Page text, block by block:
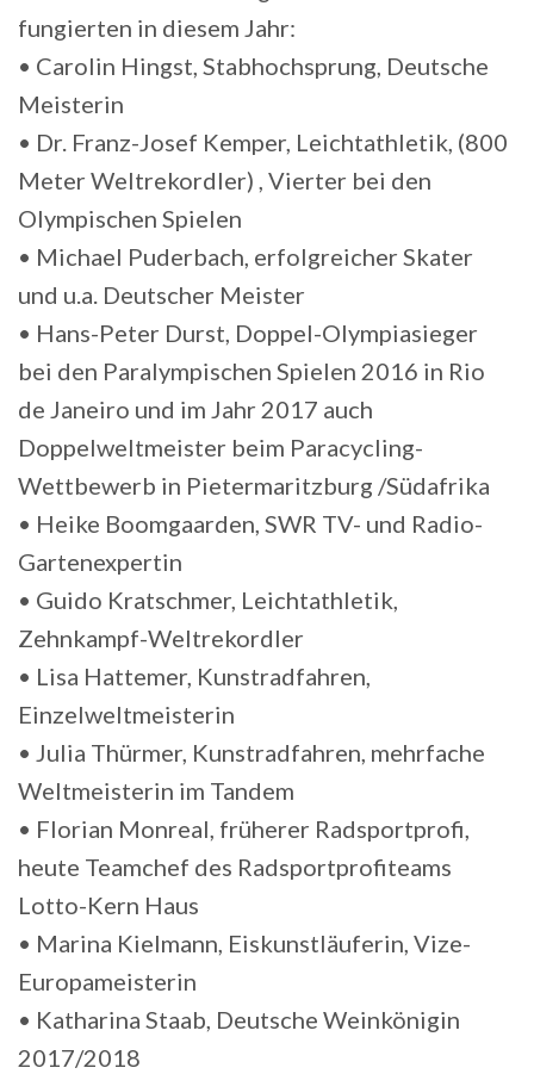
fungierten in diesem Jahr:
• Carolin Hingst, Stabhochsprung, Deutsche
Meisterin
• Dr. Franz-Josef Kemper, Leichtathletik, (800
Meter Weltrekordler) , Vierter bei den
Olympischen Spielen
• Michael Puderbach, erfolgreicher Skater
und u.a. Deutscher Meister
• Hans-Peter Durst, Doppel-Olympiasieger
bei den Paralympischen Spielen 2016 in Rio
de Janeiro und im Jahr 2017 auch
Doppelweltmeister beim Paracycling-
Wettbewerb in Pietermaritzburg /Südafrika
• Heike Boomgaarden, SWR TV- und Radio-
Gartenexpertin
• Guido Kratschmer, Leichtathletik,
Zehnkampf-Weltrekordler
• Lisa Hattemer, Kunstradfahren,
Einzelweltmeisterin
• Julia Thürmer, Kunstradfahren, mehrfache
Weltmeisterin im Tandem
• Florian Monreal, früherer Radsportprofi,
heute Teamchef des Radsportprofiteams
Lotto-Kern Haus
• Marina Kielmann, Eiskunstläuferin, Vize-
Europameisterin
• Katharina Staab, Deutsche Weinkönigin
2017/2018